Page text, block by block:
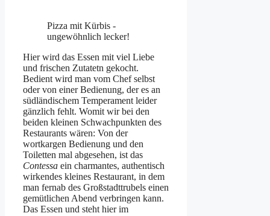
Pizza mit Kürbis -
ungewöhnlich lecker!
Hier wird das Essen mit viel Liebe
und frischen Zutatetn gekocht.
Bedient wird man vom Chef selbst
oder von einer Bedienung, der es an
südländischem Temperament leider
gänzlich fehlt. Womit wir bei den
beiden kleinen Schwachpunkten des
Restaurants wären: Von der
wortkargen Bedienung und den
Toiletten mal abgesehen, ist das
Contessa ein charmantes, authentisch
wirkendes kleines Restaurant, in dem
man fernab des Großstadttrubels einen
gemütlichen Abend verbringen kann.
Das Essen und steht hier im